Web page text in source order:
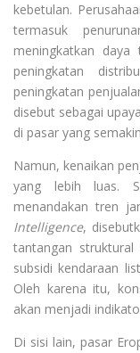
kebetulan.
termasuk
meningkatkan
peningkatan
peningkatan
disebut sebagai
di pasar yang
Namun, kenaikan
yang lebih luas.
menandakan tren
Intelligence,
tantangan
subsidi kendaraan
Oleh karena itu,
akan menjadi
Di sisi lain, pasar